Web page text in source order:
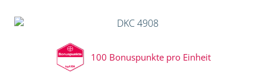
100 Bonuspunkte pro Einheit